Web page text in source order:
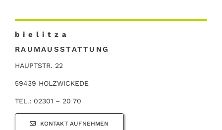
b i e l i t z a
RAUMAUSSTATTUNG
HAUPTSTR. 22
59439 HOLZWICKEDE
TEL.: 02301 – 20 70
KONTAKT AUFNEHMEN